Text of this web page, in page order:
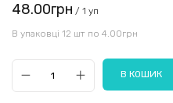
48.00грн / 1 уп
В упаковці 12 шт по 4.00грн